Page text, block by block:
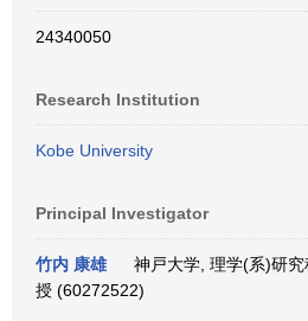
24340050
Research Institution
Kobe University
Principal Investigator
竹内 康雄
神戸大学, 理学(系)研
授 (60272522)